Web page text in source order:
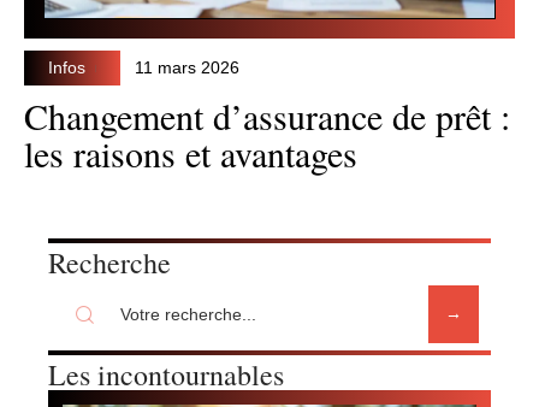
Infos 11 mars 2026
Changement d’assurance de prêt :
les raisons et avantages
Recherche
Les incontournables